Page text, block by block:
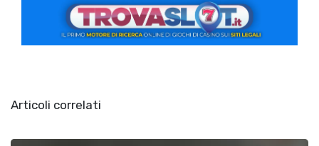
Articoli correlati